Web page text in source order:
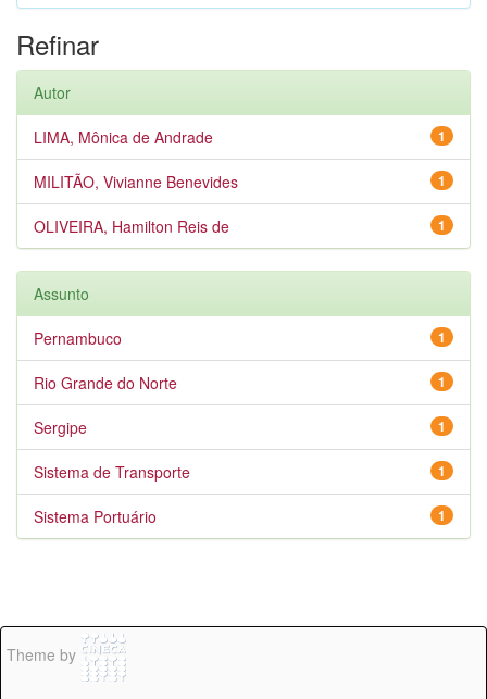
Refinar
Autor
1
LIMA, Mônica de Andrade
1
MILITÃO, Vivianne Benevides
1
OLIVEIRA, Hamilton Reis de
Assunto
1
Pernambuco
1
Rio Grande do Norte
1
Sergipe
1
Sistema de Transporte
1
Sistema Portuário
Theme by